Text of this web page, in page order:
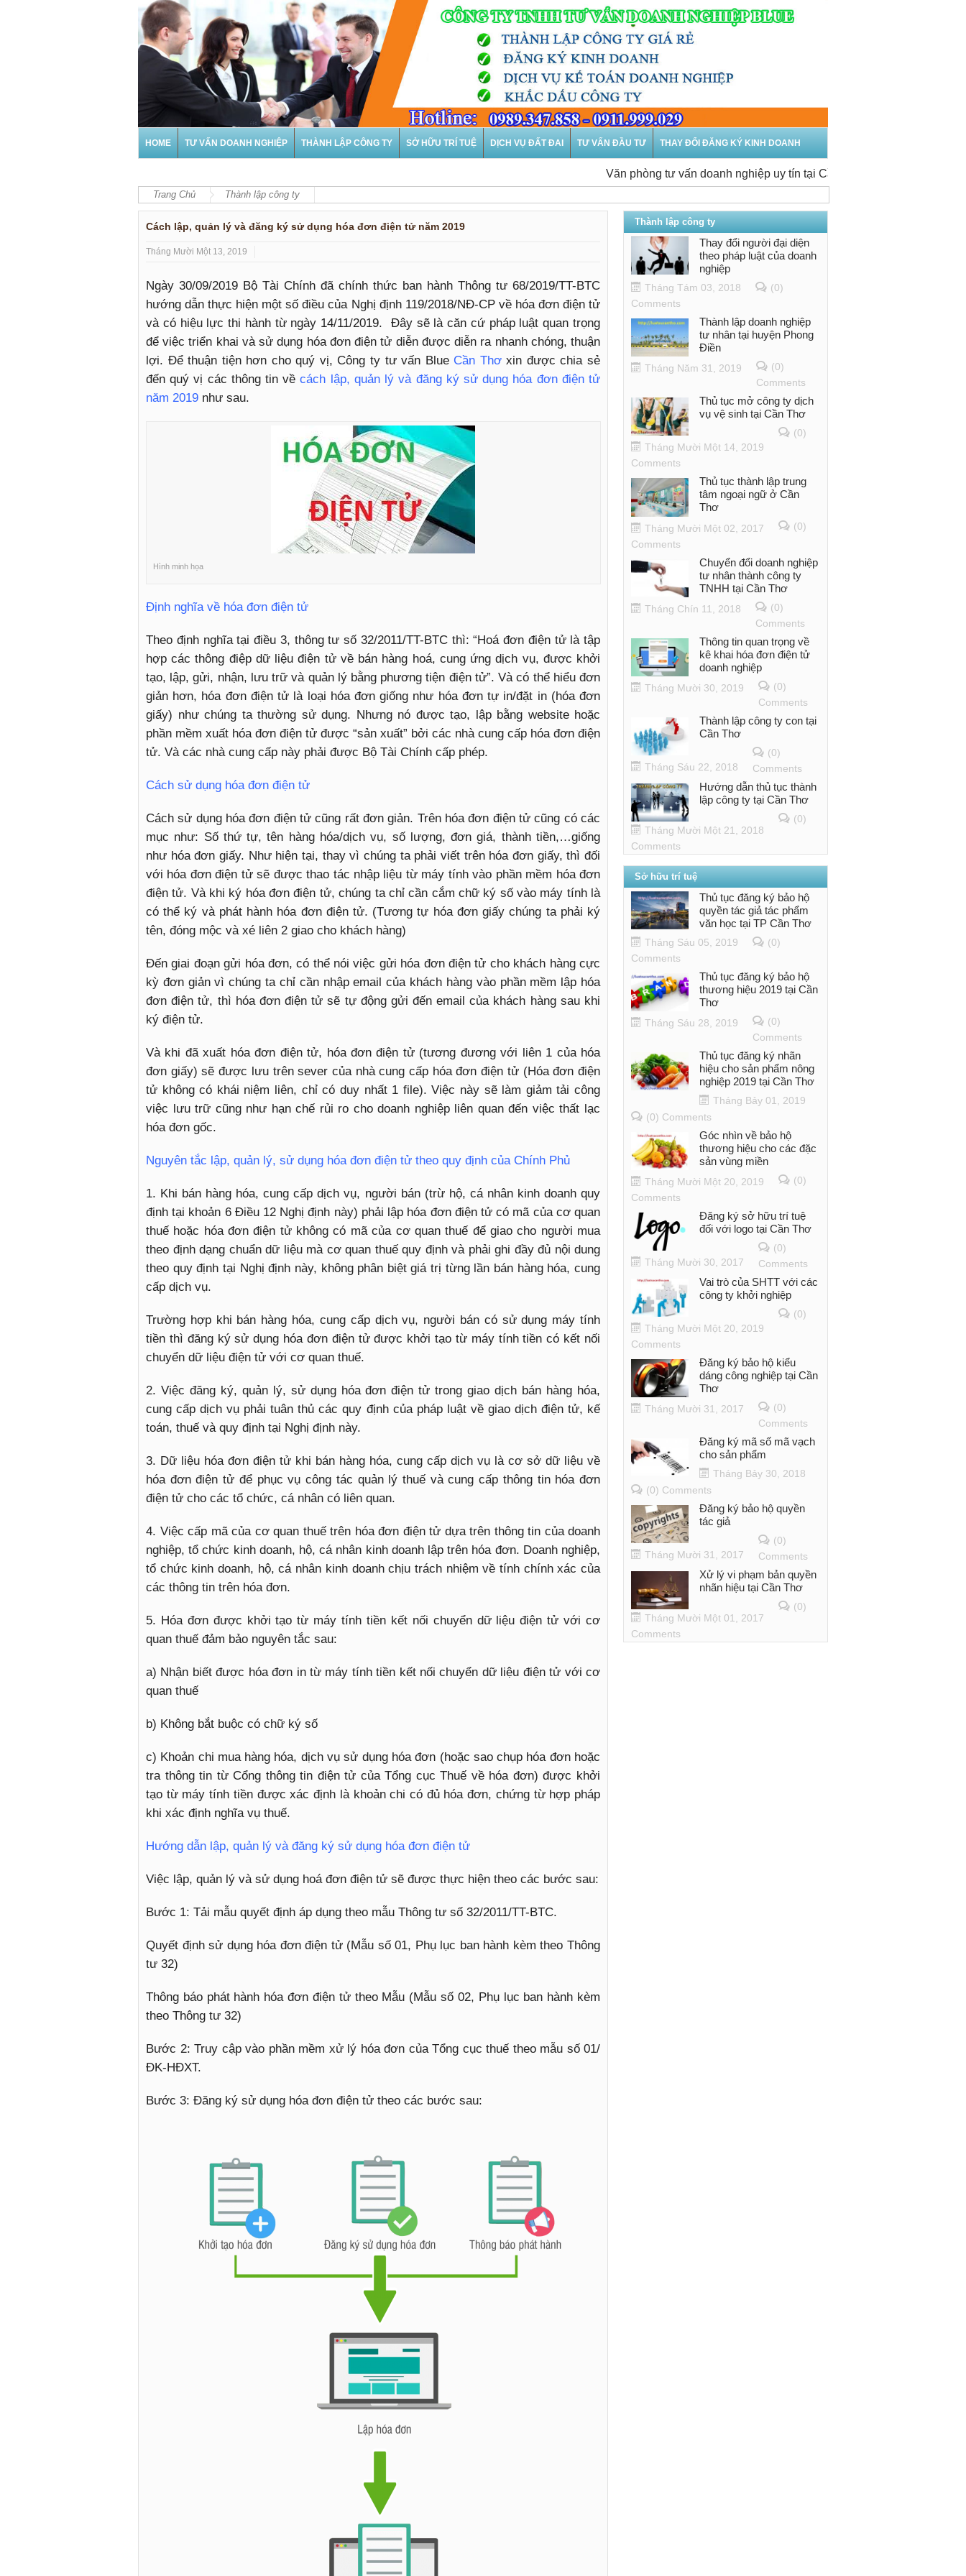
HOME TƯ VẤN DOANH NGHIỆP THÀNH LẬP CÔNG TY SỞ HỮU TRÍ TUỆ DỊCH VỤ ĐẤT ĐAI TƯ VẤN ĐẦU TƯ THAY ĐỔI ĐĂNG KÝ KINH DOANH
Văn phòng tư vấn doanh nghiệp uy tín tại Cần Thơ
Trang Chủ Thành lập công ty
Cách lập, quản lý và đăng ký sử dụng hóa đơn điện tử năm 2019
Tháng Mười Một 13, 2019
Ngày 30/09/2019 Bộ Tài Chính đã chính thức ban hành Thông tư 68/2019/TT-BTC
hướng dẫn thực hiện một số điều của Nghị định 119/2018/NĐ-CP về hóa đơn điện tử
và có hiệu lực thi hành từ ngày 14/11/2019. Đây sẽ là căn cứ pháp luật quan trọng
để việc triển khai và sử dụng hóa đơn điện tử diễn được diễn ra nhanh chóng, thuận
lợi. Để thuận tiện hơn cho quý vị, Công ty tư vấn BlueCần Thơxin được chia sẻ
đến quý vị các thông tin vềcách lập, quản lý và đăng ký sử dụng hóa đơn điện tử
năm 2019 như sau.
Hình minh họa
Định nghĩa về hóa đơn điện tử
Theo định nghĩa tại điều 3, thông tư số 32/2011/TT-BTC thì: “Hoá đơn điện tử là tập
hợp các thông điệp dữ liệu điện tử về bán hàng hoá, cung ứng dịch vụ, được khởi
tạo, lập, gửi, nhận, lưu trữ và quản lý bằng phương tiện điện tử”. Và có thể hiểu đơn
giản hơn, hóa đơn điện tử là loại hóa đơn giống như hóa đơn tự in/đặt in (hóa đơn
giấy) như chúng ta thường sử dụng. Nhưng nó được tạo, lập bằng website hoặc
phần mềm xuất hóa đơn điện tử được “sản xuất” bởi các nhà cung cấp hóa đơn điện
tử. Và các nhà cung cấp này phải được Bộ Tài Chính cấp phép.
Cách sử dụng hóa đơn điện tử
Cách sử dụng hóa đơn điện tử cũng rất đơn giản. Trên hóa đơn điện tử cũng có các
mục như: Số thứ tự, tên hàng hóa/dịch vụ, số lượng, đơn giá, thành tiền,…giống
như hóa đơn giấy. Như hiện tại, thay vì chúng ta phải viết trên hóa đơn giấy, thì đối
với hóa đơn điện tử sẽ được thao tác nhập liệu từ máy tính vào phần mềm hóa đơn
điện tử. Và khi ký hóa đơn điện tử, chúng ta chỉ cần cắm chữ ký số vào máy tính là
có thể ký và phát hành hóa đơn điện tử. (Tương tự hóa đơn giấy chúng ta phải ký
tên, đóng mộc và xé liên 2 giao cho khách hàng)
Đến giai đoạn gửi hóa đơn, có thể nói việc gửi hóa đơn điện tử cho khách hàng cực
kỳ đơn giản vì chúng ta chỉ cần nhập email của khách hàng vào phần mềm lập hóa
đơn điện tử, thì hóa đơn điện tử sẽ tự động gửi đến email của khách hàng sau khi
ký điện tử.
Và khi đã xuất hóa đơn điện tử, hóa đơn điện tử (tương đương với liên 1 của hóa
đơn giấy) sẽ được lưu trên sever của nhà cung cấp hóa đơn điện tử (Hóa đơn điện
tử không có khái niệm liên, chỉ có duy nhất 1 file). Việc này sẽ làm giảm tải công
việc lưu trữ cũng như hạn chế rủi ro cho doanh nghiệp liên quan đến việc thất lạc
hóa đơn gốc.
Nguyên tắc lập, quản lý, sử dụng hóa đơn điện tử theo quy định của Chính Phủ
1. Khi bán hàng hóa, cung cấp dịch vụ, người bán (trừ hộ, cá nhân kinh doanh quy
định tại khoản 6 Điều 12 Nghị định này) phải lập hóa đơn điện tử có mã của cơ quan
thuế hoặc hóa đơn điện tử không có mã của cơ quan thuế để giao cho người mua
theo định dạng chuẩn dữ liệu mà cơ quan thuế quy định và phải ghi đầy đủ nội dung
theo quy định tại Nghị định này, không phân biệt giá trị từng lần bán hàng hóa, cung
cấp dịch vụ.
Trường hợp khi bán hàng hóa, cung cấp dịch vụ, người bán có sử dụng máy tính
tiền thì đăng ký sử dụng hóa đơn điện tử được khởi tạo từ máy tính tiền có kết nối
chuyển dữ liệu điện tử với cơ quan thuế.
2. Việc đăng ký, quản lý, sử dụng hóa đơn điện tử trong giao dịch bán hàng hóa,
cung cấp dịch vụ phải tuân thủ các quy định của pháp luật về giao dịch điện tử, kế
toán, thuế và quy định tại Nghị định này.
3. Dữ liệu hóa đơn điện tử khi bán hàng hóa, cung cấp dịch vụ là cơ sở dữ liệu về
hóa đơn điện tử để phục vụ công tác quản lý thuế và cung cấp thông tin hóa đơn
điện tử cho các tổ chức, cá nhân có liên quan.
4. Việc cấp mã của cơ quan thuế trên hóa đơn điện tử dựa trên thông tin của doanh
nghiệp, tổ chức kinh doanh, hộ, cá nhân kinh doanh lập trên hóa đơn. Doanh nghiệp,
tổ chức kinh doanh, hộ, cá nhân kinh doanh chịu trách nhiệm về tính chính xác của
các thông tin trên hóa đơn.
5. Hóa đơn được khởi tạo từ máy tính tiền kết nối chuyển dữ liệu điện tử với cơ
quan thuế đảm bảo nguyên tắc sau:
a) Nhận biết được hóa đơn in từ máy tính tiền kết nối chuyển dữ liệu điện tử với cơ
quan thuế
b) Không bắt buộc có chữ ký số
c) Khoản chi mua hàng hóa, dịch vụ sử dụng hóa đơn (hoặc sao chụp hóa đơn hoặc
tra thông tin từ Cổng thông tin điện tử của Tổng cục Thuế về hóa đơn) được khởi
tạo từ máy tính tiền được xác định là khoản chi có đủ hóa đơn, chứng từ hợp pháp
khi xác định nghĩa vụ thuế.
Hướng dẫn lập, quản lý và đăng ký sử dụng hóa đơn điện tử
Việc lập, quản lý và sử dụng hoá đơn điện tử sẽ được thực hiện theo các bước sau:
Bước 1: Tải mẫu quyết định áp dụng theo mẫu Thông tư số 32/2011/TT-BTC.
Quyết định sử dụng hóa đơn điện tử (Mẫu số 01, Phụ lục ban hành kèm theo Thông
tư 32)
Thông báo phát hành hóa đơn điện tử theo Mẫu (Mẫu số 02, Phụ lục ban hành kèm
theo Thông tư 32)
Bước 2: Truy cập vào phần mềm xử lý hóa đơn của Tổng cục thuế theo mẫu số 01/
ĐK-HĐXT.
Bước 3: Đăng ký sử dụng hóa đơn điện tử theo các bước sau:
Thành lập công ty
Thay đổi người đại diện
theo pháp luật của doanh
nghiệp
Tháng Tám 03, 2018
(0)
Comments
Thành lập doanh nghiệp
tư nhân tại huyện Phong
Điền
Tháng Năm 31, 2019
(0)
Comments
Thủ tục mở công ty dịch
vụ vệ sinh tại Cần Thơ
Tháng Mười Một 14, 2019
(0)
Comments
Thủ tục thành lập trung
tâm ngoại ngữ ở Cần
Thơ
Tháng Mười Một 02, 2017
(0)
Comments
Chuyển đổi doanh nghiệp
tư nhân thành công ty
TNHH tại Cần Thơ
Tháng Chín 11, 2018
(0)
Comments
Thông tin quan trọng về
kê khai hóa đơn điện tử
doanh nghiệp
Tháng Mười 30, 2019
(0)
Comments
Thành lập công ty con tại
Cần Thơ
Tháng Sáu 22, 2018
(0)
Comments
Hướng dẫn thủ tục thành
lập công ty tại Cần Thơ
Tháng Mười Một 21, 2018
(0)
Comments
Sở hữu trí tuệ
Thủ tục đăng ký bảo hộ
quyền tác giả tác phẩm
văn học tại TP Cần Thơ
Tháng Sáu 05, 2019
(0)
Comments
Thủ tục đăng ký bảo hộ
thương hiệu 2019 tại Cần
Thơ
Tháng Sáu 28, 2019
(0)
Comments
Thủ tục đăng ký nhãn
hiệu cho sản phẩm nông
nghiệp 2019 tại Cần Thơ
Tháng Bảy 01, 2019
(0) Comments
Góc nhìn về bảo hộ
thương hiệu cho các đặc
sản vùng miền
Tháng Mười Một 20, 2019
(0)
Comments
Đăng ký sở hữu trí tuệ
đối với logo tại Cần Thơ
Tháng Mười 30, 2017
(0)
Comments
Vai trò của SHTT với các
công ty khởi nghiệp
Tháng Mười Một 20, 2019
(0)
Comments
Đăng ký bảo hộ kiểu
dáng công nghiệp tại Cần
Thơ
Tháng Mười 31, 2017
(0)
Comments
Đăng ký mã số mã vạch
cho sản phẩm
Tháng Bảy 30, 2018
(0) Comments
Đăng ký bảo hộ quyền
tác giả
Tháng Mười 31, 2017
(0)
Comments
Xử lý vi phạm bản quyền
nhãn hiệu tại Cần Thơ
Tháng Mười Một 01, 2017
(0)
Comments